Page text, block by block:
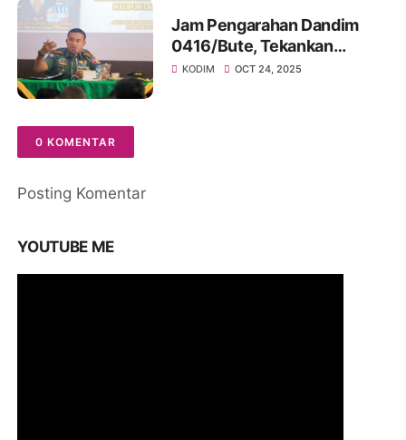
Jam Pengarahan Dandim
0416/Bute, Tekankan
Profesionalisme, Rasa
KODIM OCT 24, 2025
0 KOMENTAR
Posting Komentar
YOUTUBE ME